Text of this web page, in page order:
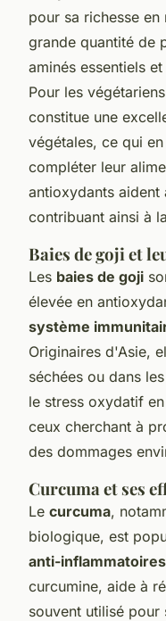
pour sa richesse
grande quantité de
aminés essentiels et
Pour les
constitue une
végétales, ce qui
compléter leur
antioxydants aident
contribuant ainsi à
Baies de goji et
Les baies de goji
élevée en
système
Originaires d'Asie,
séchées ou dans
le stress oxydatif
ceux cherchant à
des dommages
Curcuma et ses
Le curcuma,
biologique, est
anti-inflammatoires
curcumine, aide à
souvent utilisé